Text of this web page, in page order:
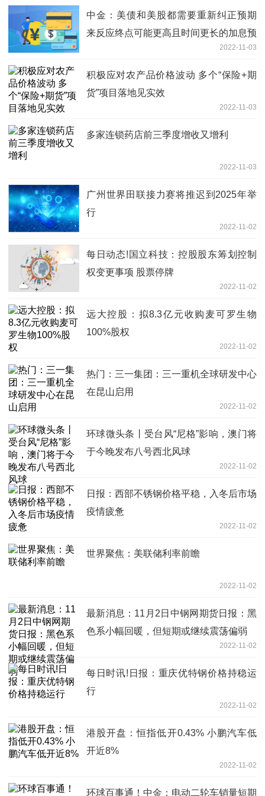
中金：美债和美股都需要重新纠正预期
来反应终点可能更高且时间更长的加息预
2022-11-03
积极应对农产品价格波动 多个“保险+期
货”项目落地见实效
2022-11-03
多家连锁药店前三季度增收又增利
2022-11-03
广州世界田联接力赛将推迟到2025年举
行
2022-11-02
每日动态!国立科技：控股股东筹划控制
权变更事项 股票停牌
2022-11-02
远大控股：拟8.3亿元收购麦可罗生物
100%股权
2022-11-02
热门：三一集团：三一重机全球研发中心
在昆山启用
2022-11-02
环球微头条丨受台风“尼格”影响，澳门将
于今晚发布八号西北风球
2022-11-02
日报：西部不锈钢价格平稳，入冬后市场
疫情疲惫
2022-11-02
世界聚焦：美联储利率前瞻
2022-11-02
最新消息：11月2日中钢网期货日报：黑
色系小幅回暖，但短期或继续震荡偏弱
2022-11-02
每日时讯!日报：重庆优特钢价格持稳运
行
2022-11-02
港股开盘：恒指低开0.43% 小鹏汽车低
开近8%
2022-11-02
环球百事通！中金：电动二轮车销量短期